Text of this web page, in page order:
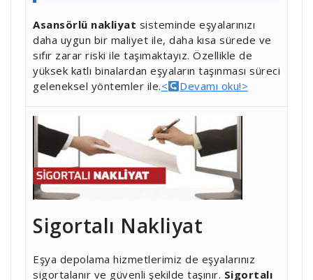
Asansörlü nakliyat sisteminde eşyalarınızı
daha uygun bir maliyet ile, daha kısa sürede ve
sıfır zarar riski ile taşımaktayız. Özellikle de
yüksek katlı binalardan eşyaların taşınması süreci
geleneksel yöntemler ile.< Devamı oku!>
Sigortalı Nakliyat
Eşya depolama hizmetlerimiz de eşyalarınız
sigortalanır ve güvenli şekilde taşınır. Sigortalı